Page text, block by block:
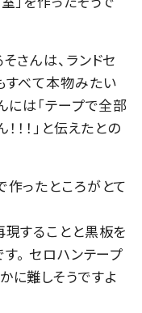
さんは、ランドセ
すべて本物みたい
には「テープで全部
！！」と伝えたとの
ったところがとて
することと黒板を
。 セロハンテープ
に難しそうですよ